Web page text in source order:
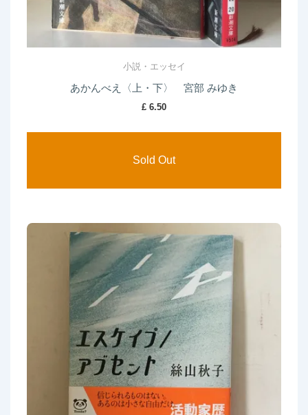
小説・エッセイ
あかんべえ〈上・下〉 宮部 みゆき
£ 6.50